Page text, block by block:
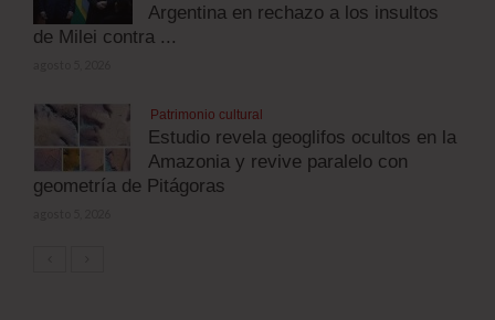
Argentina en rechazo a los insultos
de Milei contra ...
Patrimonio cultural
Estudio revela geoglifos ocultos en la
Amazonia y revive paralelo con
geometría de Pitágoras